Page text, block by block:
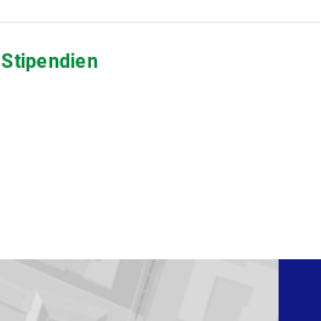
Stipendien